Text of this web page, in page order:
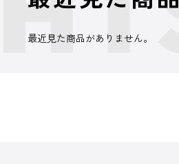
最近見た商品がありません。